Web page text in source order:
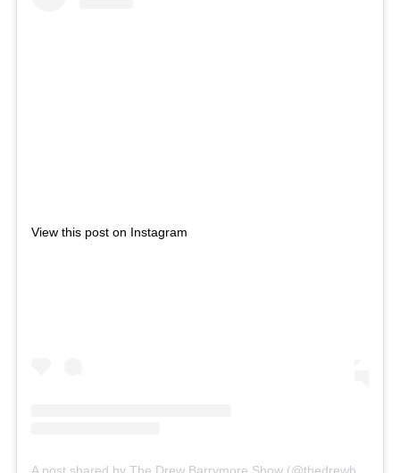
View this post on Instagram